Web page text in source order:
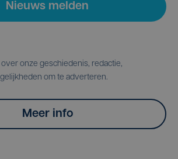
Nieuws melden
onze geschiedenis, redactie,
om te adverteren.
Meer info